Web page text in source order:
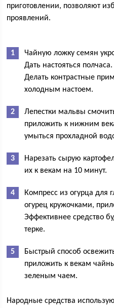
приготовлении, позволяют
проявлений.
Чайную ложку семян
Дать настояться
Делать контрастные
холодным настоем.
Лепестки мальвы
приложить к нижним
умыться прохладной
Нарезать сырую
их к векам на 10 минут.
Компресс из огурца для
огурец кружочками,
Эффективнее средство
терке.
Быстрый способ
приложить к векам
зеленым чаем.
Народные средства